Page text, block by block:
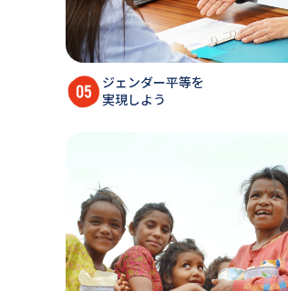
ジェンダー平等を
実現しよう